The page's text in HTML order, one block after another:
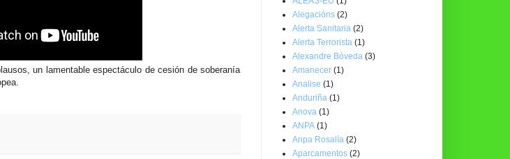
un lamentable espectáculo de cesión de soberanía
Alegacións (2)
Alerta Sanitaria (2)
Alerta Terrorista (1)
Alexandre Bóveda (3)
Amanecer (1)
Analise (1)
Anduriña (1)
Anova (1)
ANPA (1)
Anpa Rosalía (2)
Aparcamentos (2)